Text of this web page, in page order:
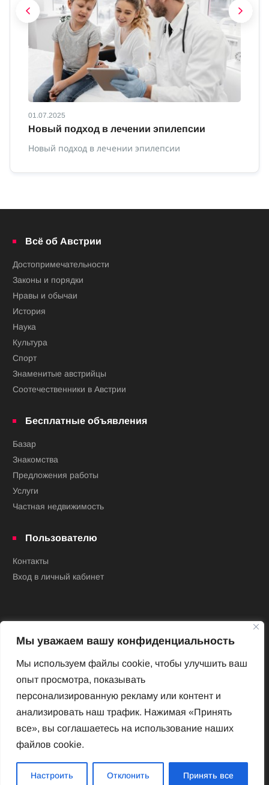
Мы уважаем вашу конфиденциальность
Мы используем файлы cookie, чтобы улучшить ваш
опыт просмотра, показывать
персонализированную рекламу или контент и
анализировать наш трафик. Нажимая «Принять
все», вы соглашаетесь на использование наших
файлов cookie.
Настроить Отклонить Принять все
01.07.2025
Новый подход в лечении эпилепсии
Новый подход в лечении эпилепсии
Всё об Австрии
Достопримечательности
Законы и порядки
Нравы и обычаи
История
Наука
Культура
Спорт
Знаменитые австрийцы
Соотечественники в Австрии
Бесплатные объявления
Базар
Знакомства
Предложения работы
Услуги
Частная недвижимость
Пользователю
Контакты
Вход в личный кабинет
Новый Венский журнал
Архив номеров
Новый Венский журнал